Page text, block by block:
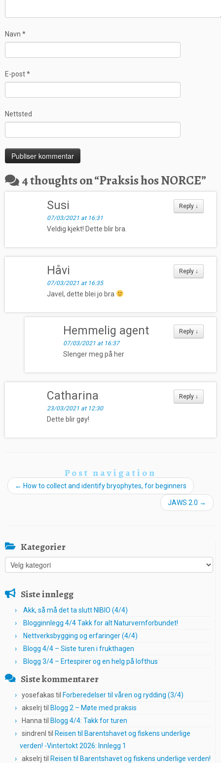
Navn *
E-post*
Nettsted
4 thoughts on “Praksis hos NORCE”
Reply ↓
Susi
07/03/2021 at 16:31
Veldig kjekt! Dette blir bra.
Reply ↓
Håvi
07/03/2021 at 16:35
Javel, dette blei jo bra
Reply ↓
Hemmelig agent
07/03/2021 at 16:37
Slenger meg på her
Reply ↓
Catharina
23/03/2021 at 12:30
Dette blir gøy!
Post navigation
← How to collect and identify bryophytes, for beginners
JAWS 2.0 →
Kategorier
Kategorier
Siste innlegg
Akk, så må det ta slutt NIBIO (4/4)
Blogginnlegg 4/4 Takk for alt Naturvernforbundet!
Nettverksbygging og erfaringer (4/4)
Blogg 4/4 – Siste turen i frukthagen
Blogg 3/4 – Ertespirer og en helg på lofthus
Siste kommentarer
yosefakas til Forberedelser til våren og rydding (3/4)
akselrj til Blogg 2 – Møte med praksis
Hanna til Blogg 4/4: Takk for turen
sindrenl til Reisen til Barentshavet og fiskens underlige
verden! -Vintertokt 2026: Innlegg 1
akselrj til Reisen til Barentshavet og fiskens underlige verden!